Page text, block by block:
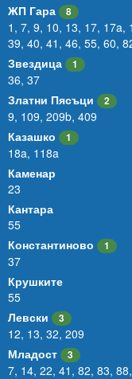
ЖП Гара
8
1 , 7, 9, 10, 13, 17, 17a,
39, 40, 41 , 46, 55, 60,
Звездица
1
36, 37
Златни Пясъци
2
9, 109, 209b, 409
Казашко
1
18a, 118a
Каменар
23
Кантара
55
Константиново
1
37
Крушките
55
Левски
3
12, 13, 32, 209
Младост
3
7, 14, 22, 41 , 82, 83, 88,